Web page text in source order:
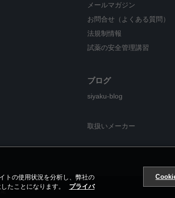
メールマガジン
お問合せ（よくある質問）
法規制情報
試薬の安全管理講習
ブログ
siyaku-blog
取扱いメーカー
トの使用状況を分析し、弊社の
たことになります。
プライバ